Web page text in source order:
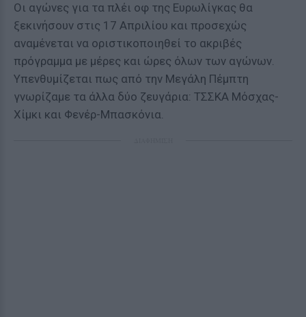
Οι αγώνες για τα πλέι οφ της Ευρωλίγκας θα
ξεκινήσουν στις 17 Απριλίου και προσεχώς
αναμένεται να οριστικοποιηθεί το ακριβές
πρόγραμμα με μέρες και ώρες όλων των αγώνων.
Υπενθυμίζεται πως από την Μεγάλη Πέμπτη
γνωρίζαμε τα άλλα δύο ζευγάρια: ΤΣΣΚΑ Μόσχας-
Χίμκι και Φενέρ-Μπασκόνια.